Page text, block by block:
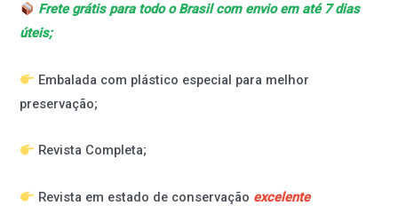
Frete grátis para todo o Brasil com envio em até 7 dias
úteis;
Embalada com plástico especial para melhor
preservação;
Revista Completa;
Revista em estado de conservação excelente